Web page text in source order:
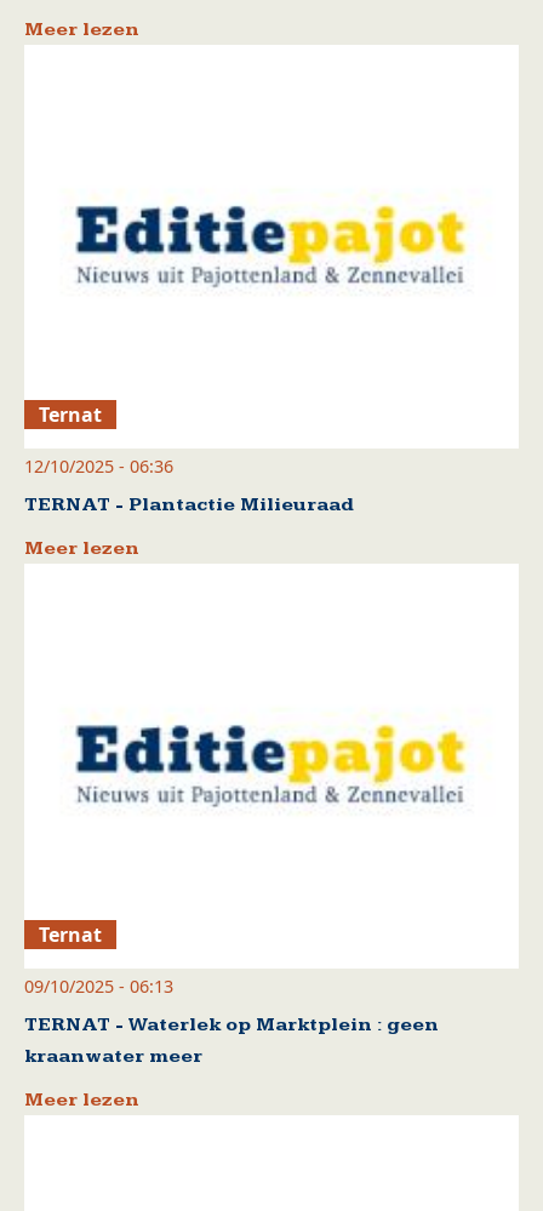
Meer lezen
Ternat
12/10/2025 - 06:36
TERNAT - Plantactie Milieuraad
Meer lezen
Ternat
09/10/2025 - 06:13
TERNAT - Waterlek op Marktplein : geen
kraanwater meer
Meer lezen